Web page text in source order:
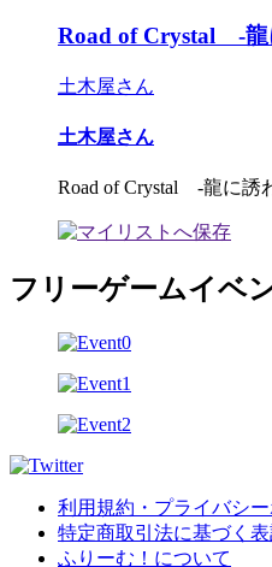
Road of Crystal -龍
土木屋さん
土木屋さん
Road of Crystal -龍に誘
フリーゲームイベ
利用規約・プライバシ
特定商取引法に基づく
ふりーむ！について